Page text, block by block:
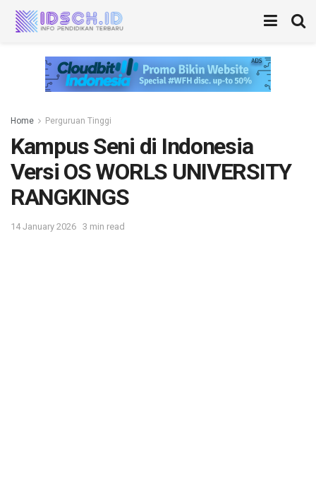
Home Perguruan Tinggi
Kampus Seni di Indonesia
Versi OS WORLS UNIVERSITY
RANGKINGS
14 January 2026 3 min read